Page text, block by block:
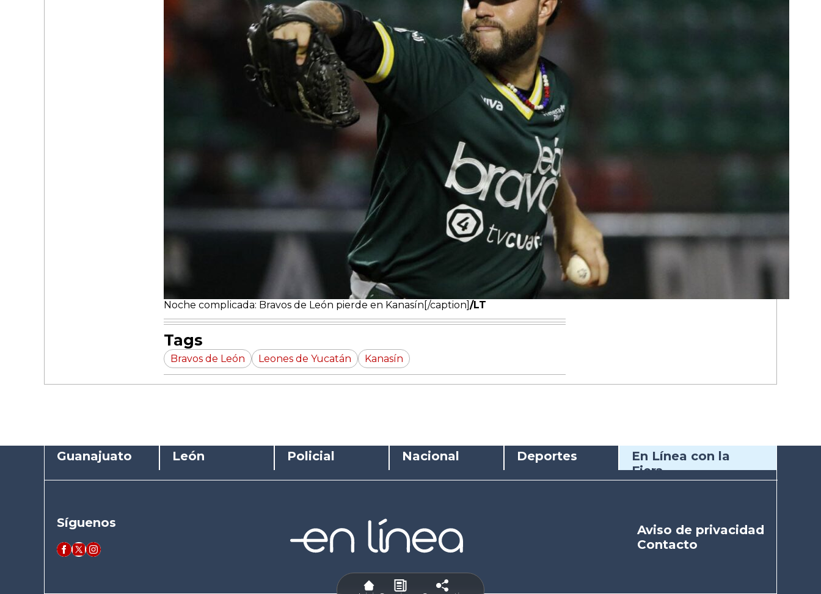
Noche complicada: Bravos de León pierde en Kanasín[/caption]/LT
Tags
Bravos de León Leones de Yucatán Kanasín
Guanajuato León Policial Nacional Deportes
En Línea con la
Fiera
Síguenos
Aviso de privacidad
Contacto